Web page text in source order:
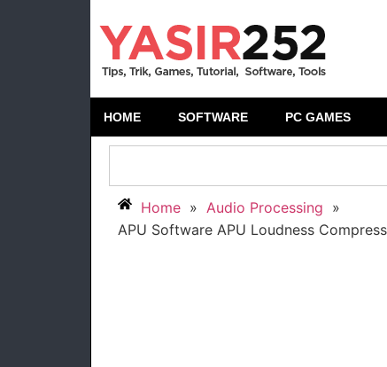
HOME SOFTWARE PC GAMES
Home » Audio Processing »
APU Software APU Loudness